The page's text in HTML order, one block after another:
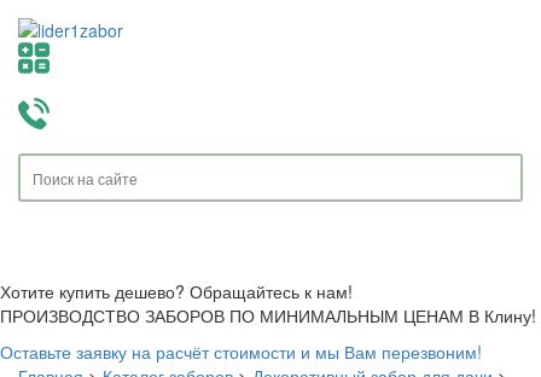
Хотите купить дешево? Обращайтесь к нам!
ПРОИЗВОДСТВО ЗАБОРОВ ПО МИНИМАЛЬНЫМ ЦЕНАМ В Клину!
Оставьте заявку на расчёт стоимости и мы Вам перезвоним!